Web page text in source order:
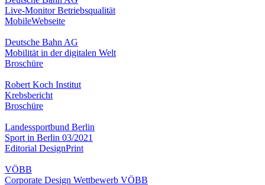
Live-Monitor Betriebsqualität
MobileWebseite
Deutsche Bahn AG
Mobilität in der digitalen Welt
Broschüre
Robert Koch Institut
Krebsbericht
Broschüre
Landessportbund Berlin
Sport in Berlin 03/2021
Editorial DesignPrint
VÖBB
Corporate Design Wettbewerb VÖBB